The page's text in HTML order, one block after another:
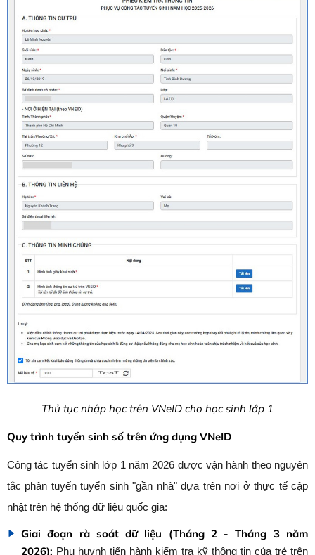
Thủ tục nhập học trên VNeID cho học sinh lớp 1
Quy trình tuyển sinh số trên ứng dụng VNeID
Công tác tuyển sinh lớp 1 năm 2026 được vận hành theo nguyên
tắc phân tuyến tuyển sinh "gần nhà" dựa trên nơi ở thực tế cập
nhật trên hệ thống dữ liệu quốc gia:
Giai đoạn rà soát dữ liệu (Tháng 2 - Tháng 3 năm
2026): Phụ huynh tiến hành kiểm tra kỹ thông tin của trẻ trên